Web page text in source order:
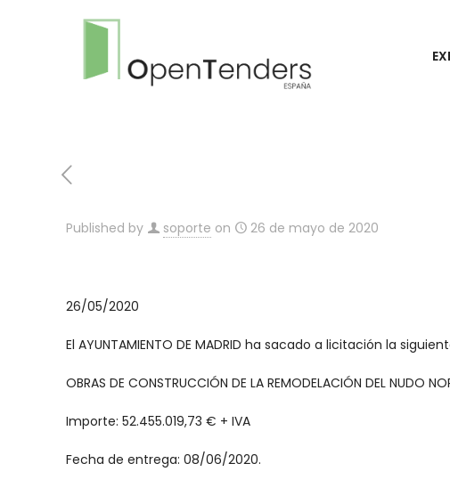
Published by soporte on 26 de mayo de 2020
26/05/2020
El AYUNTAMIENTO DE MADRID ha sacado a licitación la
OBRAS DE CONSTRUCCIÓN DE LA REMODELACIÓN DEL NUDO
Importe: 52.455.019,73 € + IVA
Fecha de entrega: 08/06/2020.